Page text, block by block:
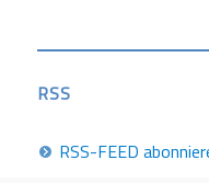
RSS
RSS-FEED